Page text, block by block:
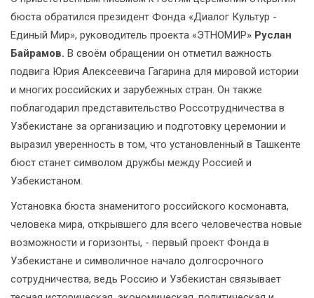
бюста обратился президент Фонда «Диалог Культур -
Единый Мир», руководитель проекта «ЭТНОМИР» Руслан
Байрамов. В своём обращении он отметил важность
подвига Юрия Алексеевича Гагарина для мировой истории
и многих российских и зарубежных стран. Он также
поблагодарил представительство Россотрудничества в
Узбекистане за организацию и подготовку церемонии и
выразил уверенность в том, что установленный в Ташкенте
бюст станет символом дружбы между Россией и
Узбекистаном.
Установка бюста знаменитого российского космонавта,
человека мира, открывшего для всего человечества новые
возможности и горизонты, - первый проект Фонда в
Узбекистане и символичное начало долгосрочного
сотрудничества, ведь Россию и Узбекистан связывает